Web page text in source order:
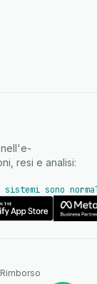
resi e analisi:
sono